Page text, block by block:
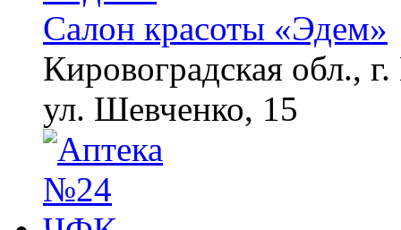
Салон красоты «Эдем»
Кировоградская обл.,
ул. Шевченко, 15